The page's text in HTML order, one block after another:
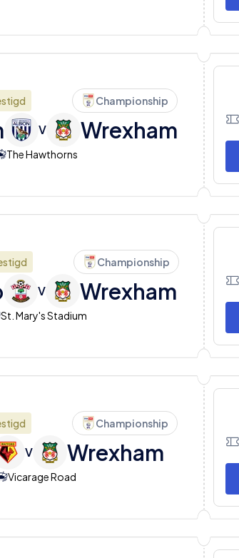
Championship
V Wrexham
The Hawthorns
Championship
V Wrexham
St. Mary's Stadium
Championship
V Wrexham
Vicarage Road